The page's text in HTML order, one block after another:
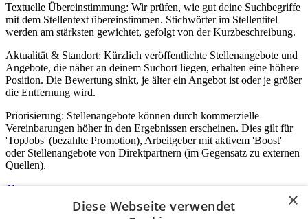
Textuelle Übereinstimmung: Wir prüfen, wie gut deine Suchbegriffe
mit dem Stellentext übereinstimmen. Stichwörter im Stellentitel
werden am stärksten gewichtet, gefolgt von der Kurzbeschreibung.
Aktualität & Standort: Kürzlich veröffentlichte Stellenangebote und
Angebote, die näher an deinem Suchort liegen, erhalten eine höhere
Position. Die Bewertung sinkt, je älter ein Angebot ist oder je größer
die Entfernung wird.
Priorisierung: Stellenangebote können durch kommerzielle
Vereinbarungen höher in den Ergebnissen erscheinen. Dies gilt für
'TopJobs' (bezahlte Promotion), Arbeitgeber mit aktivem 'Boost'
oder Stellenangebote von Direktpartnern (im Gegensatz zu externen
Quellen).
×
Diese Webseite verwendet